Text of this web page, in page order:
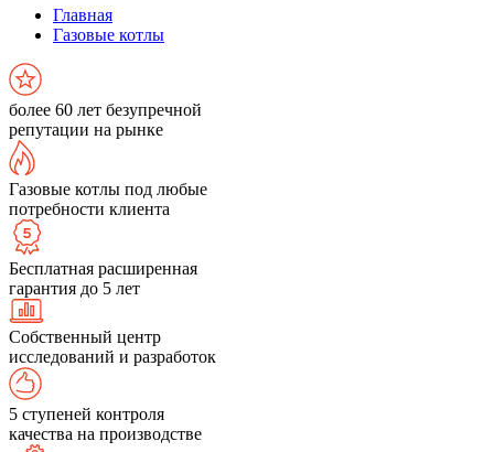
Главная
Газовые котлы
более 60 лет безупречной
репутации на рынке
Газовые котлы под любые
потребности клиента
Бесплатная расширенная
гарантия до 5 лет
Собственный центр
исследований и разработок
5 ступеней контроля
качества на производстве